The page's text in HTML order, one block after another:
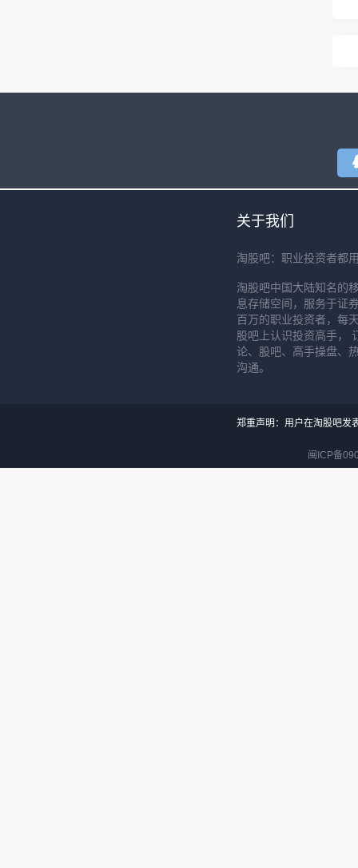
关于我们
淘股吧：职业投资者都
淘股吧中国大陆知名的
息存储空间，服务于证
百万的职业投资者，每
股吧上认识投资高手，
论、股吧、高手操盘、
沟通。
郑重声明：用户在淘股吧发
闽ICP备